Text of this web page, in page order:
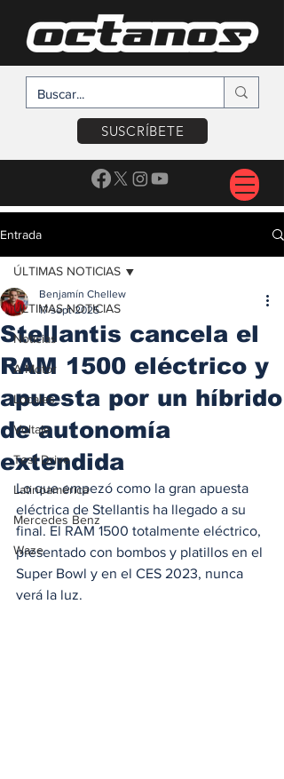
SUSCRÍBETE
Entrada
ÚLTIMAS NOTICIAS
Noticias
A Motor
Locales
Voltaje
Test Drive
Latinoamérica
Mercedes Benz
Waze
ÚLTIMAS NOTICIAS
Stellantis cancela el
RAM 1500 eléctrico y
apuesta por un híbrido
de autonomía
extendida
Benjamín Chellew
17 sept 2025
Lo que empezó como la gran apuesta
eléctrica de Stellantis ha llegado a su
final. El RAM 1500 totalmente eléctrico,
presentado con bombos y platillos en el
Super Bowl y en el CES 2023, nunca
verá la luz.